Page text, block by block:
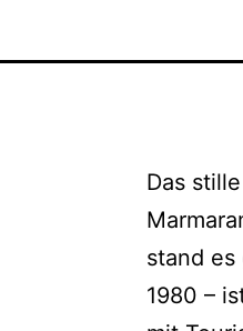
Das
stand es
1980 –